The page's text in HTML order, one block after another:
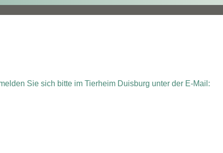
Sie sich bitte im Tierheim Duisburg unter der E-Mail: